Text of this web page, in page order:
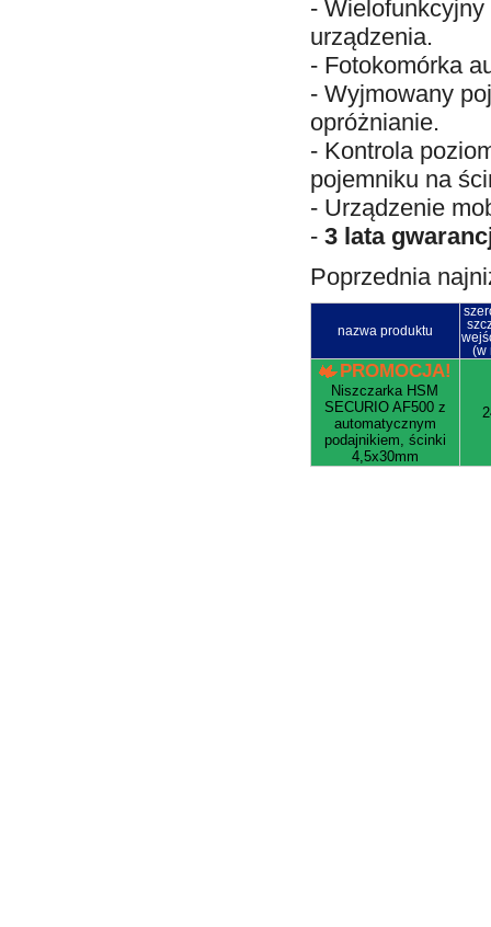
-
urządzenia.
- Fotokomórka
- Wyjmowany
opróżnianie.
- Kontrola
pojemniku na
- Urządzenie
- 3 lata
Poprzednia
nazwa produktu
(w
PROMOCJA!
Niszczarka HSM
SECURIO AF500 z
automatycznym
podajnikiem, ścinki
4,5x30mm